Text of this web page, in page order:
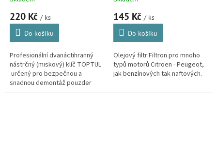
220 Kč / ks
Do košíku
Profesionální dvanáctihranný
nástrčný (miskový) klíč TOPTUL
určený pro bezpečnou a
snadnou demontáž pouzder
olejových filtrů o průměru 76
145 Kč / ks
Do košíku
Olejový filtr Filtron pro mnoho
typů motorů Citroën - Peugeot,
jak benzínových tak naftových.